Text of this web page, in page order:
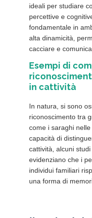
ideali per studiare
percettive e
fondamentale in
alta dinamicità,
cacciare e
Esempi di
in cattività
In natura, si sono
riconoscimento tra
come i saraghi
capacità di
cattività, alcuni
evidenziano che i
individui familiari
una forma di